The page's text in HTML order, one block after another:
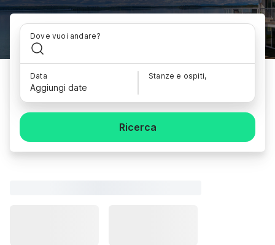
Dove vuoi andare?
Data
Aggiungi date
Stanze e ospiti,
Ricerca